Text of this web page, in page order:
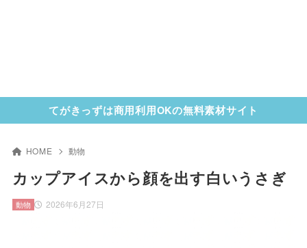
てがきっずは商用利用OKの無料素材サイト
HOME 動物
カップアイスから顔を出す白いうさぎ
2026年6月27日
動物